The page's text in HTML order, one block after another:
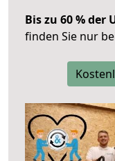
Bis zu 60 % der
finden Sie nur